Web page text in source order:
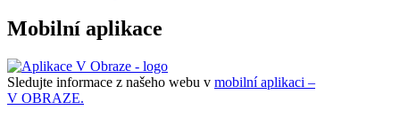
Mobilní aplikace
Sledujte informace z našeho webu v mobilní aplikaci –
V OBRAZE.